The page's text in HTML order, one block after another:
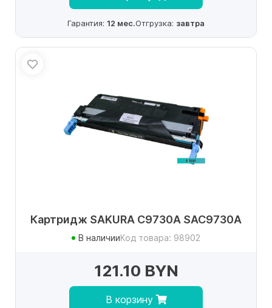
Гарантия: 12 мес.Отгрузка: завтра
Картридж SAKURA C9730A SAC9730A
В наличииКод товара: 98902
121.10 BYN
В корзину